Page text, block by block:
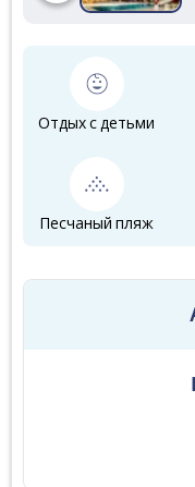
Отдых с детьми
Песчаный пляж